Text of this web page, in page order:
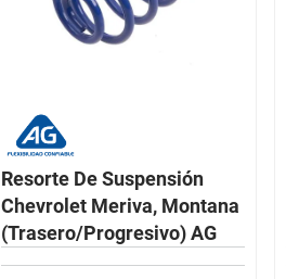
Resorte De Suspensión
Chevrolet Meriva, Montana
(Trasero/Progresivo) AG